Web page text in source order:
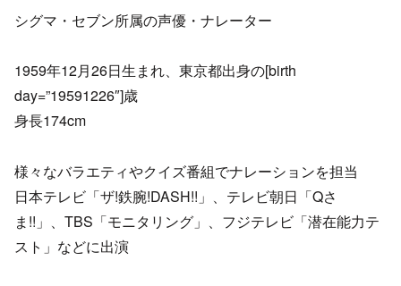
シグマ・セブン所属の声優・ナレーター
1959年12月26日生まれ、東京都出身の[birth
day=”19591226″]歳
身長174cm
様々なバラエティやクイズ番組でナレーションを担当
日本テレビ「ザ!鉄腕!DASH!!」、テレビ朝日「Qさ
ま!!」、TBS「モニタリング」、フジテレビ「潜在能力テ
スト」などに出演